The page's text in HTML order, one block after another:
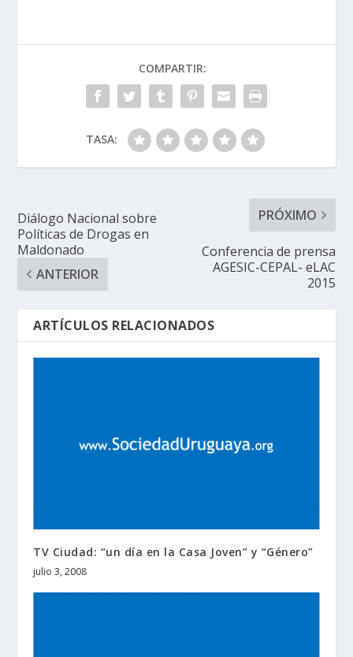
COMPARTIR:
TASA:
Diálogo Nacional sobre
Políticas de Drogas en
Maldonado
ANTERIOR
PRÓXIMO
Conferencia de prensa
AGESIC-CEPAL- eLAC
2015
ARTÍCULOS RELACIONADOS
TV Ciudad: “un día en la Casa Joven” y “Género”
julio 3, 2008